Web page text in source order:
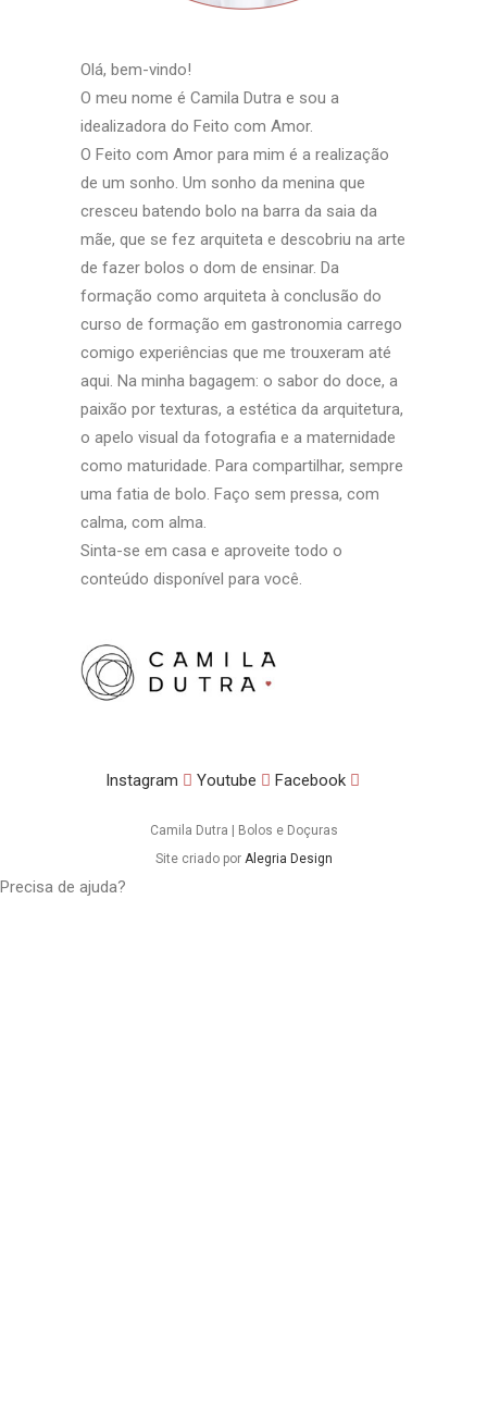
Olá, bem-vindo!
O meu nome é Camila Dutra e sou a
idealizadora do Feito com Amor.
O Feito com Amor para mim é a realização
de um sonho. Um sonho da menina que
cresceu batendo bolo na barra da saia da
mãe, que se fez arquiteta e descobriu na arte
de fazer bolos o dom de ensinar. Da
formação como arquiteta à conclusão do
curso de formação em gastronomia carrego
comigo experiências que me trouxeram até
aqui. Na minha bagagem: o sabor do doce, a
paixão por texturas, a estética da arquitetura,
o apelo visual da fotografia e a maternidade
como maturidade. Para compartilhar, sempre
uma fatia de bolo. Faço sem pressa, com
calma, com alma.
Sinta-se em casa e aproveite todo o
conteúdo disponível para você.
Instagram Youtube Facebook
Camila Dutra | Bolos e Doçuras
Site criado por Alegria Design
Precisa de ajuda?